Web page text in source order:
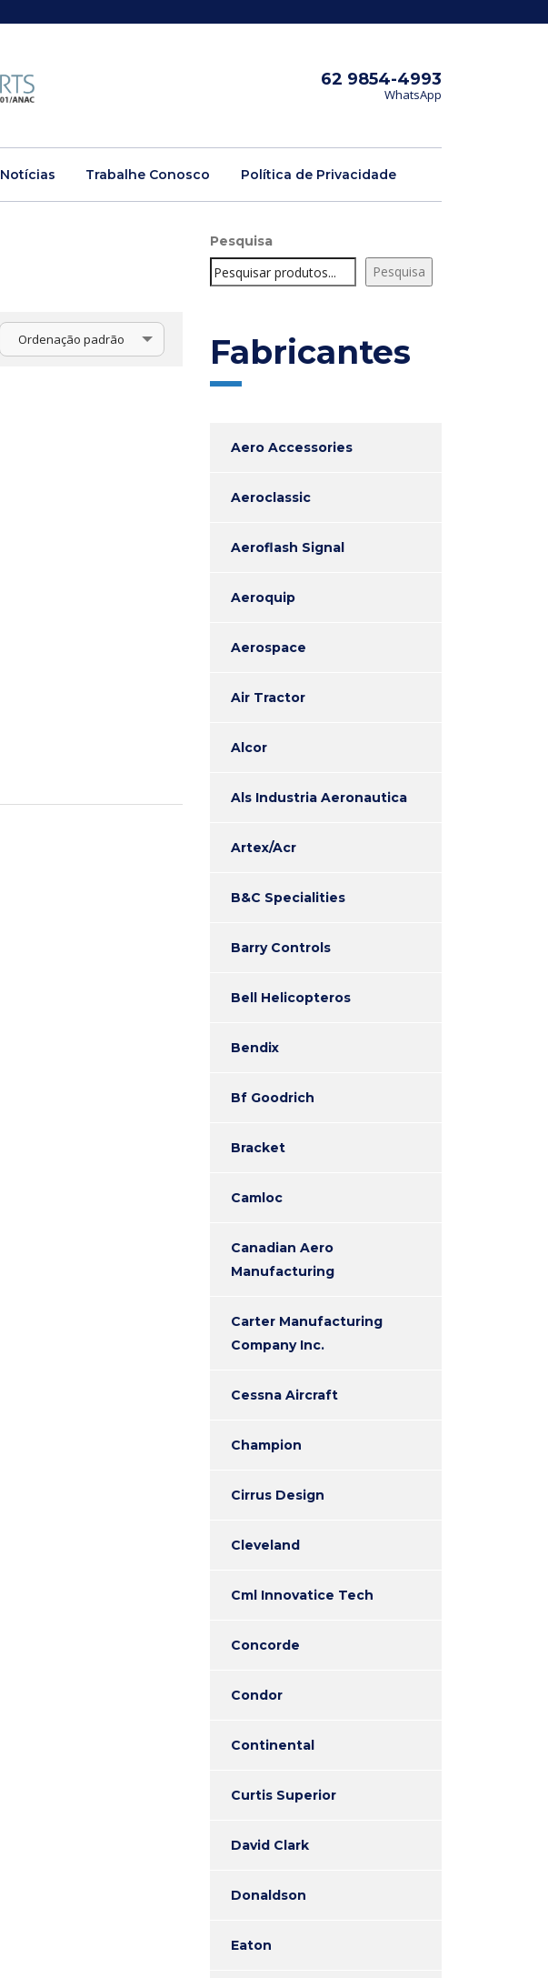
62 9854-4993
WhatsApp
Notícias Trabalhe Conosco Política de Privacidade
Ordenação padrão
Pesquisa
Pesquisa
Fabricantes
Aero Accessories
Aeroclassic
Aeroflash Signal
Aeroquip
Aerospace
Air Tractor
Alcor
Als Industria Aeronautica
Artex/Acr
B&C Specialities
Barry Controls
Bell Helicopteros
Bendix
Bf Goodrich
Bracket
Camloc
Canadian Aero
Manufacturing
Carter Manufacturing
Company Inc.
Cessna Aircraft
Champion
Cirrus Design
Cleveland
Cml Innovatice Tech
Concorde
Condor
Continental
Curtis Superior
David Clark
Donaldson
Eaton